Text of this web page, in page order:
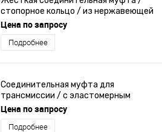
стопорное кольцо / из нержавеющей
стали / с фланцем
Цена по запросу
Подробнее
Соединительная муфта для
трансмиссии / с эластомерным
соединением /
самоцентрирующаяся / с зажимом
Цена по запросу
Подробнее